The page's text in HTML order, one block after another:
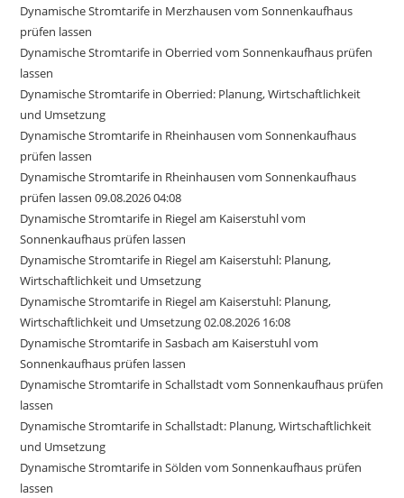
Dynamische Stromtarife in Merzhausen vom Sonnenkaufhaus
prüfen lassen
Dynamische Stromtarife in Oberried vom Sonnenkaufhaus prüfen
lassen
Dynamische Stromtarife in Oberried: Planung, Wirtschaftlichkeit
und Umsetzung
Dynamische Stromtarife in Rheinhausen vom Sonnenkaufhaus
prüfen lassen
Dynamische Stromtarife in Rheinhausen vom Sonnenkaufhaus
prüfen lassen 09.08.2026 04:08
Dynamische Stromtarife in Riegel am Kaiserstuhl vom
Sonnenkaufhaus prüfen lassen
Dynamische Stromtarife in Riegel am Kaiserstuhl: Planung,
Wirtschaftlichkeit und Umsetzung
Dynamische Stromtarife in Riegel am Kaiserstuhl: Planung,
Wirtschaftlichkeit und Umsetzung 02.08.2026 16:08
Dynamische Stromtarife in Sasbach am Kaiserstuhl vom
Sonnenkaufhaus prüfen lassen
Dynamische Stromtarife in Schallstadt vom Sonnenkaufhaus prüfen
lassen
Dynamische Stromtarife in Schallstadt: Planung, Wirtschaftlichkeit
und Umsetzung
Dynamische Stromtarife in Sölden vom Sonnenkaufhaus prüfen
lassen